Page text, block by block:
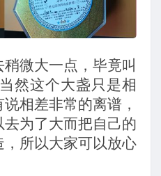
微大一点，毕竟叫
然这个大盏只是相
相差非常的离谱，
为了大而把自己的
所以大家可以放心